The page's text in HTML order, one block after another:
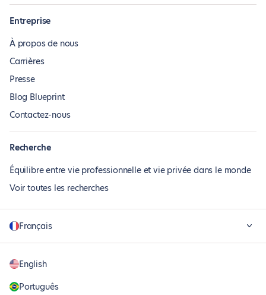
Entreprise
À propos de nous
Carrières
Presse
Blog Blueprint
Contactez-nous
Recherche
Équilibre entre vie professionnelle et vie privée dans le monde
Voir toutes les recherches
Français
English
Português